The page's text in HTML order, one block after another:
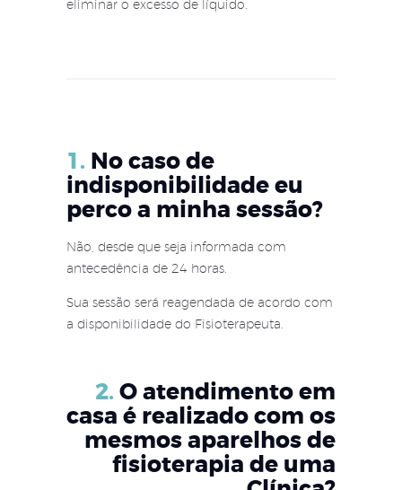
eliminar o excesso de líquido.
1. No caso de
indisponibilidade eu
perco a minha sessão?
Não, desde que seja informada com
antecedência de 24 horas.
Sua sessão será reagendada de acordo com
a disponibilidade do Fisioterapeuta.
2. O atendimento em
casa é realizado com os
mesmos aparelhos de
fisioterapia de uma